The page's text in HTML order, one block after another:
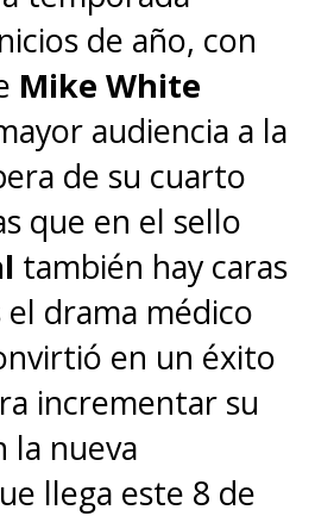
de año, con
Mike White
audiencia a la
de su cuarto
que en el sello
también hay caras
el drama médico
en un éxito
incrementar su
la nueva
llega este 8 de